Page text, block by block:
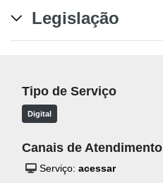
Legislação
Tipo de Serviço
Digital
Canais de Atendimento
Serviço: acessar